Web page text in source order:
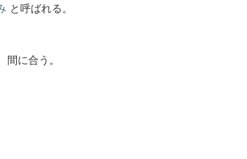
と呼ばれる。
間に合う。